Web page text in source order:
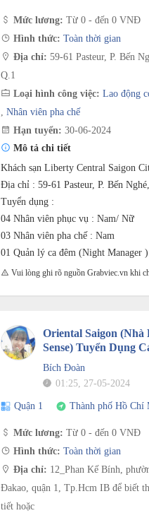
Mức lương: Từ 0 - đến 0 VNĐ
Hình thức: Toàn thời gian
Địa chỉ: 59-61 Pasteur, P. Bến
Q.1
Loại hình công việc: Lao động
, Nhân viên pha chế
Hạn tuyển: 30-06-2024
Mô tả chi tiết
Khách sạn Liberty Central Saigon
Địa chỉ : 59-61 Pasteur, P. Bến
Tuyển dụng :
04 Nhân viên phục vụ : Nam/ Nữ
03 Nhân viên pha chế : Nam
01 Quản lý ca đêm (Night Manager
Vui lòng ghi rõ nguồn Grabviec.vn khi
Oriental Saigon (Nhà
Sense) Tuyển Dụng
Bích Đoàn
01:25, 27-05-2024
Quận 1 Thành phố Hồ Chí
Mức lương: Từ 0 - đến 0 VNĐ
Hình thức: Toàn thời gian
Địa chỉ: 12_Phan Kế Bính,
Đakao, quận 1, Tp.Hcm IB để biết
tiết hoặc